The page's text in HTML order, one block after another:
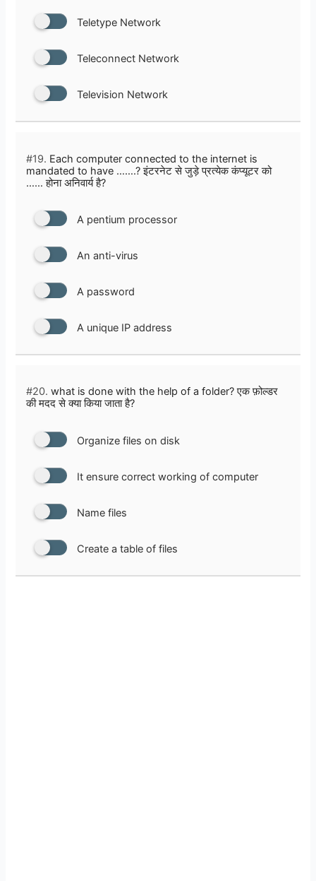
Teletype Network
Teleconnect Network
Television Network
#19. Each computer connected to the internet is
mandated to have …….? इंटरनेट से जुड़े प्रत्येक कंप्यूटर को
…… होना अनिवार्य है?
A pentium processor
An anti-virus
A password
A unique IP address
#20. what is done with the help of a folder? एक फ़ोल्डर
की मदद से क्या किया जाता है?
Organize files on disk
It ensure correct working of computer
Name files
Create a table of files